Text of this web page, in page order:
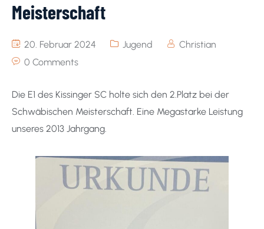
Meisterschaft
20. Februar 2024 Jugend
Christian
0 Comments
Die E1 des Kissinger SC holte sich den 2.Platz bei der
Schwäbischen Meisterschaft. Eine Megastarke Leistung
unseres 2013 Jahrgang.